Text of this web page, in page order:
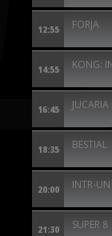
12:55 FORJA
14:55 KONG:
16:45
18:35 BESTIAL
20:00 INTR-UN
21:30 SUPER 8